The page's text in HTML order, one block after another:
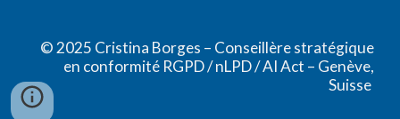
© 2025 Cristina Borges – Conseillère stratégique
en conformité RGPD / nLPD / AI Act – Genève,
Suisse